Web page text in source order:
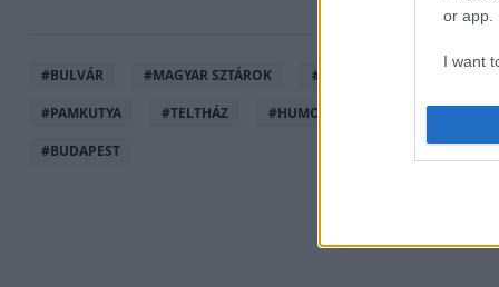
or app.
I want
I want
#BULVÁR #MAGYAR SZTÁROK #
#PAMKUTYA #TELTHÁZ #HUMOR OSBÁTH NORBERT
#BUDAPEST